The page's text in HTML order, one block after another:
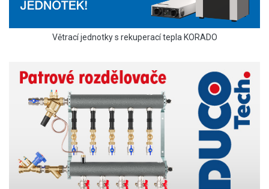
Větrací jednotky s rekuperací tepla KORADO